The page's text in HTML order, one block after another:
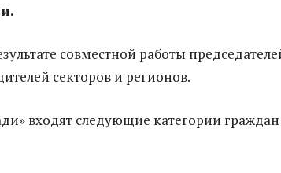
совместной работы
секторов и регионов.
входят следующие категории